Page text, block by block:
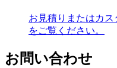
お見積りまたはカ
をご覧ください。
お問い合わせ